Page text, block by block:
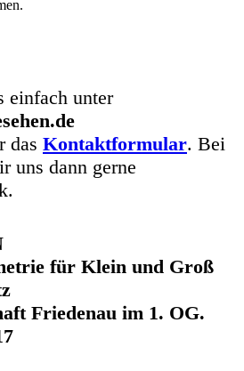
einfach unter
das Kontaktformular. Bei
uns dann gerne
für Klein und Groß
Friedenau im 1. OG.